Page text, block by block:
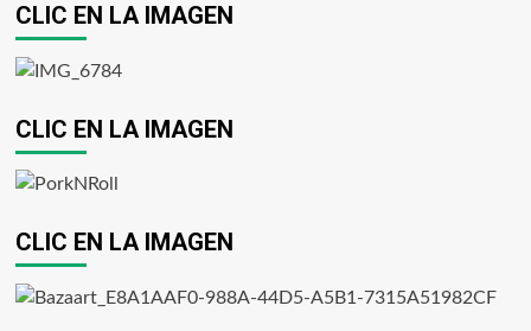
CLIC EN LA IMAGEN
CLIC EN LA IMAGEN
CLIC EN LA IMAGEN